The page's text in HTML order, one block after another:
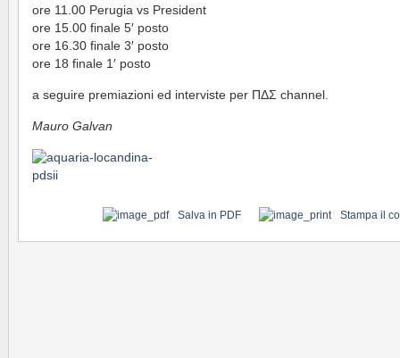
ore 11.00 Perugia vs President
ore 15.00 finale 5′ posto
ore 16.30 finale 3′ posto
ore 18 finale 1′ posto
a seguire premiazioni ed interviste per ΠΔΣ channel.
Mauro Galvan
Salva in PDF Stampa il